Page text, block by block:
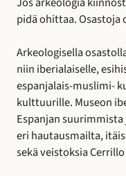
pidä ohittaa. Osastoja
Arkeologisella
niin iberialaiselle,
espanjalais-muslimi-
kulttuurille. Museon
Espanjan
eri hautausmailta,
sekä veistoksia